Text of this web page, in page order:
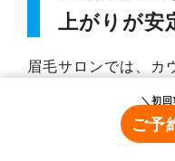
上がりが安
眉毛サロンでは、カ
めなのが、理想の眉
能人やインフルエン
＼初
ご予